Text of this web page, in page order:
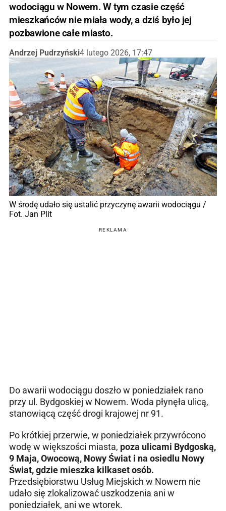
wodociągu w Nowem. W tym czasie część
mieszkańców nie miała wody, a dziś było jej
pozbawione całe miasto.
Andrzej Pudrzyński4 lutego 2026, 17:47
W środę udało się ustalić przyczynę awarii wodociągu /
Fot. Jan Plit
REKLAMA
Do awarii wodociągu doszło w poniedziałek rano
przy ul. Bydgoskiej w Nowem. Woda płynęła ulicą,
stanowiącą część drogi krajowej nr 91.
Po krótkiej przerwie, w poniedziałek przywrócono
wodę w większości miasta, poza ulicami Bydgoską,
9 Maja, Owocową, Nowy Świat i na osiedlu Nowy
Świat, gdzie mieszka kilkaset osób.
Przedsiębiorstwu Usług Miejskich w Nowem nie
udało się zlokalizować uszkodzenia ani w
poniedziałek, ani we wtorek.